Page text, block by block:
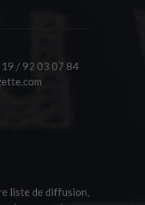
/ 92 03 07 84
liste de diffusion,